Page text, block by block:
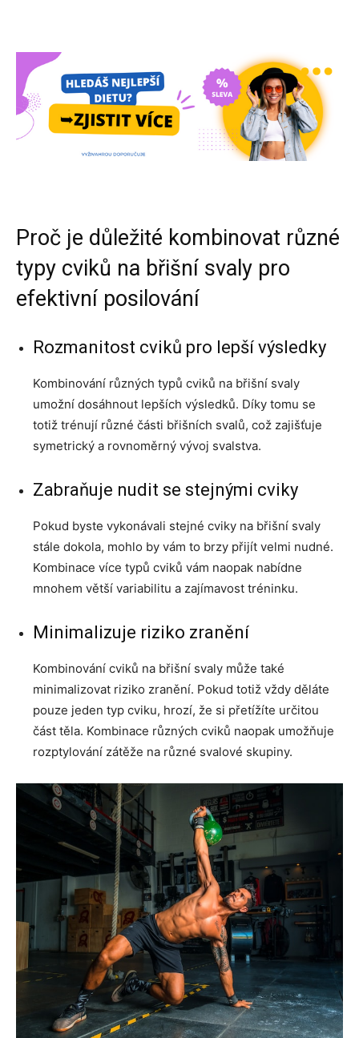
Proč je důležité kombinovat různé
typy cviků na břišní svaly pro
efektivní posilování
Rozmanitost cviků pro lepší výsledky
Kombinování různých typů cviků na břišní svaly
umožní dosáhnout lepších výsledků. Díky tomu se
totiž trénují různé části břišních svalů, což zajišťuje
symetrický a rovnoměrný vývoj svalstva.
Zabraňuje nudit se stejnými cviky
Pokud byste vykonávali stejné cviky na břišní svaly
stále dokola, mohlo by vám to brzy přijít velmi nudné.
Kombinace více typů cviků vám naopak nabídne
mnohem větší variabilitu a zajímavost tréninku.
Minimalizuje riziko zranění
Kombinování cviků na břišní svaly může také
minimalizovat riziko zranění. Pokud totiž vždy děláte
pouze jeden typ cviku, hrozí, že si přetížíte určitou
část těla. Kombinace různých cviků naopak umožňuje
rozptylování zátěže na různé svalové skupiny.